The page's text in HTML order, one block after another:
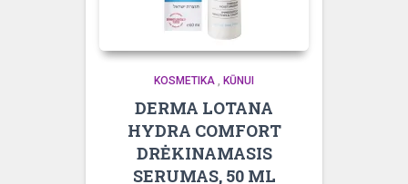
KOSMETIKA , KŪNUI
DERMA LOTANA
HYDRA COMFORT
DRĖKINAMASIS
SERUMAS, 50 ML